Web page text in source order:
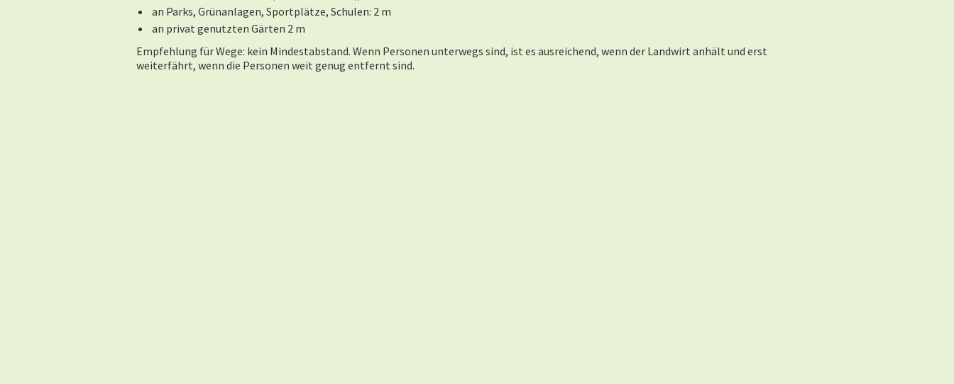
an Parks, Grünanlagen, Sportplätze, Schulen: 2 m
an privat genutzten Gärten 2 m
Empfehlung für Wege: kein Mindestabstand. Wenn Personen unterwegs sind, ist es ausreichend, wenn der Landwirt anhält und erst
weiterfährt, wenn die Personen weit genug entfernt sind.